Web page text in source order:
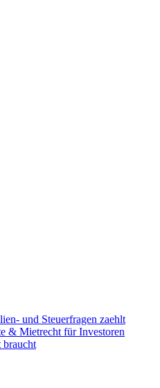
und Steuerfragen zaehlt
& Mietrecht für Investoren
braucht